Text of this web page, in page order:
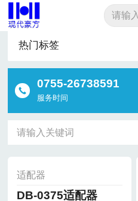
首页 >
热门标签
0755-26738591
服务时间
适配器
DB-0375适配器